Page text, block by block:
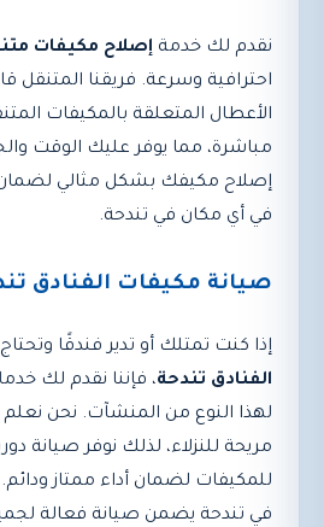
نقدم لك خدمة إصلاح مكيفات
احترافية وسرعة. فريقنا المتنقل
الأعطال المتعلقة بالمكيفات
مباشرة، مما يوفر عليك الوقت
إصلاح مكيفك بشكل مثالي لضمان
في أي مكان في تندحة.
صيانة مكيفات الفنادق
إذا كنت تمتلك أو تدير فندقًا وتحتاج
الفنادق تندحة، فإننا نقدم لك
لهذا النوع من المنشآت. نحن نعلم
مريحة للنزلاء، لذلك نوفر صيانة
للمكيفات لضمان أداء ممتاز
في تندحة يضمن صيانة فعالة